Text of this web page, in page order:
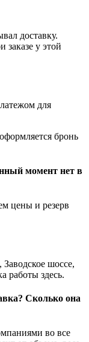
доставку.
у этой
для
бронь
момент нет в
цены и резерв
шоссе,
работы здесь.
Сколько она
во все